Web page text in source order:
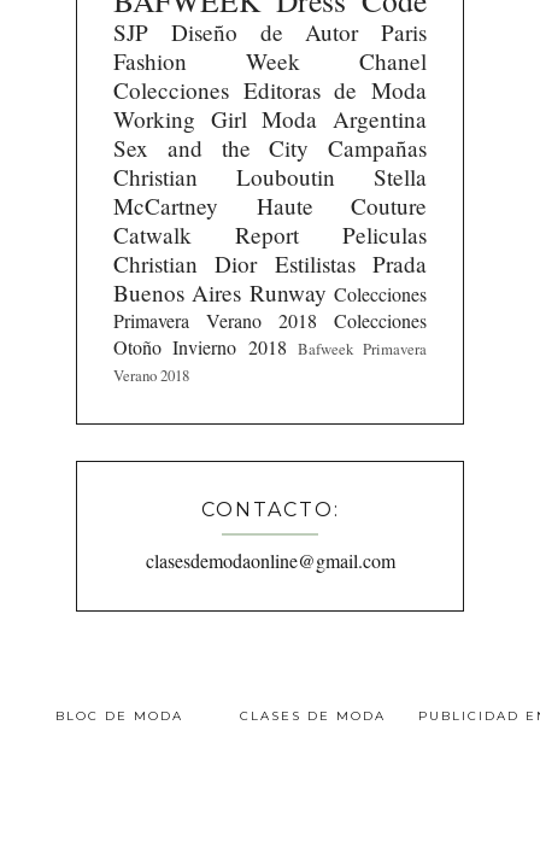
SJP Diseño de Autor
Paris
Fashion Week
Chanel
Colecciones Editoras de Moda
Working Girl Moda Argentina
Sex and the City
Campañas
Christian Louboutin
Stella
McCartney
Haute Couture
Catwalk Report
Peliculas
Christian Dior Estilistas Prada
Buenos Aires Runway Colecciones
Primavera Verano 2018
Colecciones
Otoño Invierno 2018 Bafweek Primavera
Verano 2018
CONTACTO:
clasesdemodaonline@gmail.com
BLOC DE MODA CLASES DE MODA PUBLICIDAD